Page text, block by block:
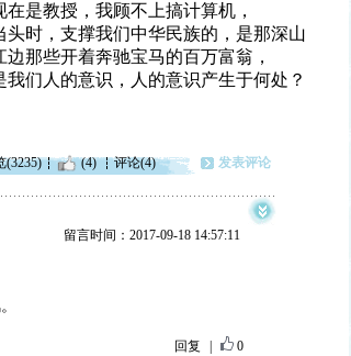
是教授，我顾不上搞计算机，
时，支撑我们中华民族的，是那深山
那些开着奔驰宝马的百万富翁，
们人的意识，人的意识产生于何处？
(3235) (4) 评论(4) 发表评论
留言时间：2017-09-18 14:57:11
回复 0